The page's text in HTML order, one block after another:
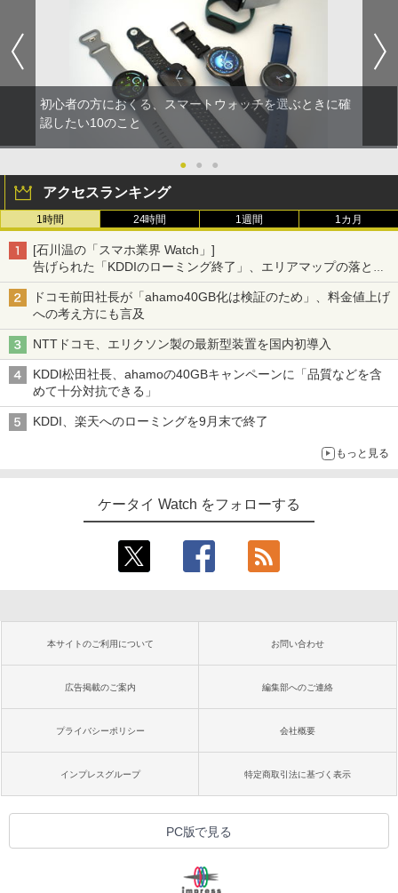
初心者の方におくる、スマートウォッチを選ぶときに確
認したい10のこと
● ● ●
アクセスランキング
1時間 24時間 1週間 1カ月
[石川温の「スマホ業界 Watch」]
告げられた「KDDIのローミング終了」、エリアマップの落とし
穴と楽天モバイルの課題
ドコモ前田社長が「ahamo40GB化は検証のため」、料金値上げ
への考え方にも言及
NTTドコモ、エリクソン製の最新型装置を国内初導入
KDDI松田社長、ahamoの40GBキャンペーンに「品質などを含
めて十分対抗できる」
KDDI、楽天へのローミングを9月末で終了
もっと見る
ケータイ Watch をフォローする
本サイトのご利用について お問い合わせ
広告掲載のご案内 編集部へのご連絡
プライバシーポリシー 会社概要
インプレスグループ 特定商取引法に基づく表示
PC版で見る